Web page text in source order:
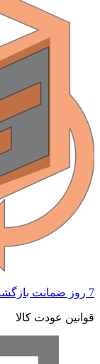
7 روز ضمانت بازگشت
قوانین عودت کالا